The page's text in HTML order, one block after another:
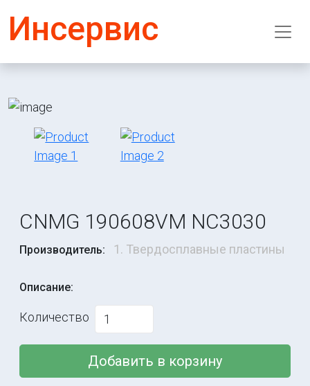
Инсервис
CNMG 190608VM NC3030
Производитель: 1. Твердосплавные пластины
Описание:
Количество
Добавить в корзину